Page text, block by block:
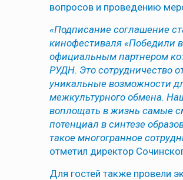
вопросов и проведению
«Подписание соглашение
кинофестиваля «Победили
официальным партнером
РУДН. Это сотрудничество
уникальные возможности
межкультурного обмена.
воплощать в жизнь самые
потенциал в синтезе
такое многогранное
отметил директор
Для гостей также провели